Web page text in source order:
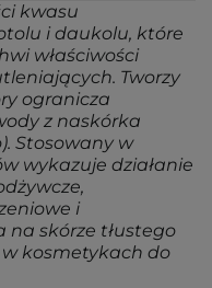
kwasu
i daukolu, które
właściwości
Tworzy
ogranicza
z naskórka
Stosowany w
wykazuje działanie
i
na skórze tłustego
kosmetykach do